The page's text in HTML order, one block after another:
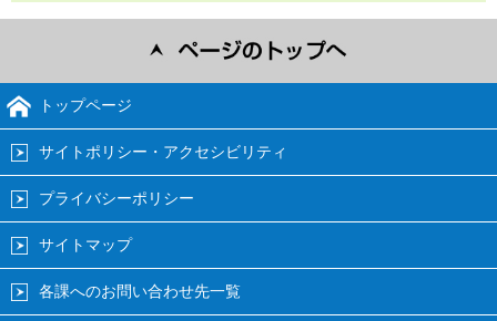
トップページ
サイトポリシー・アクセシビリティ
プライバシーポリシー
サイトマップ
各課へのお問い合わせ先一覧